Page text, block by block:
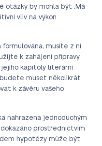
otázky by mohla být ‚Má
vliv na výkon
musíte z ní
k zahájení přípravy
kapitoly literární
muset několikrát
k závěru vašeho
nahrazena jednoduchým
prostřednictvím
hypotézy může být